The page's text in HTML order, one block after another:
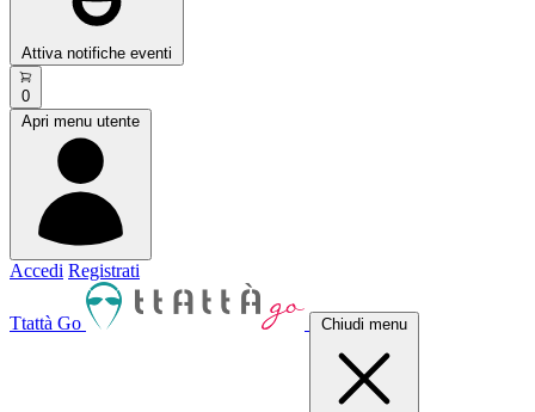
Attiva notifiche eventi
0
Apri menu utente
Accedi Registrati
Ttattà Go Chiudi menu